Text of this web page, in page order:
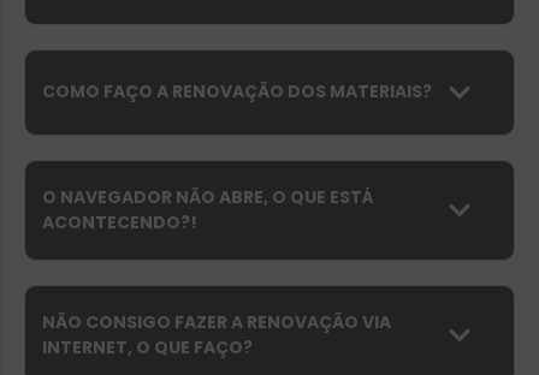
COMO FAÇO A RENOVAÇÃO DOS MATERIAIS?
O NAVEGADOR NÃO ABRE, O QUE ESTÁ
ACONTECENDO?!
NÃO CONSIGO FAZER A RENOVAÇÃO VIA
INTERNET, O QUE FAÇO?